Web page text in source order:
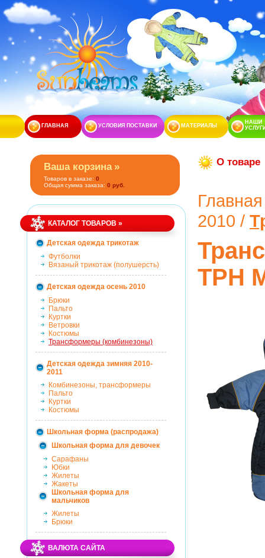
ГЛАВНАЯ УСЛОВИЯ ПОСТАВКИ МАТЕРИАЛЫ
НАШИ
Ваша корзина »
Товаров в заказе: 0
Общая сумма заказа: 0 руб.
КАТАЛОГ ТОВАРОВ »
Детская одежда трикотаж
Футболки
Вязаный трикотаж (полушерсть)
Детская одежда осень 2010
Брюки
Пальто
Куртки
Ветровки
Костюмы
Трансформеры (комбинезоны)
Детская одежда зимняя 2010-
2011
Комбинезоны, трансформеры
Пальто
Куртки
Костюмы
Школьная форма (распродажа)
Школьная форма для девочек
Сарафаны
Юбки
Жилеты
Жакеты
Школьная форма для
мальчиков
Жилеты
Брюки
ВАЛЮТА САЙТА
О товаре
Главная
2010 /
ТРН